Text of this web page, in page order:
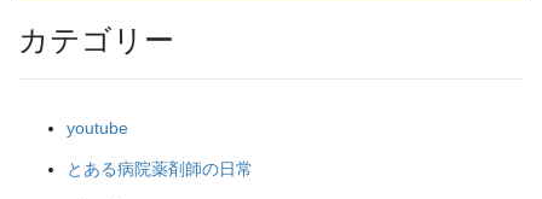
カテゴリー
youtube
とある病院薬剤師の日常